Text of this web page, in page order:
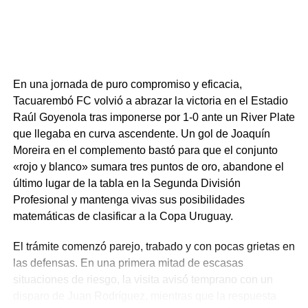
NOTICIAS RELACIONADAS: 5K DESTACADOS
INJU
TACUAREMBÓ
A CONTINUACIÓN
¡Tacuarembó vuelve a sonreír! Victoria crucial
ante Albion mantiene viva la esperanza del
Playoff
NO SE PIERDA
Dura caída la roja y blanca: Tacuarembó FC
desperdicia chance de acercarse al ascenso
En una jornada de puro compromiso y eficacia,
Tacuarembó FC volvió a abrazar la victoria en el Estadio
Raúl Goyenola tras imponerse por 1-0 ante un River Plate
que llegaba en curva ascendente. Un gol de Joaquín
Moreira en el complemento bastó para que el conjunto
«rojo y blanco» sumara tres puntos de oro, abandone el
último lugar de la tabla en la Segunda División
Profesional y mantenga vivas sus posibilidades
matemáticas de clasificar a la Copa Uruguay.
El trámite comenzó parejo, trabado y con pocas grietas en
las defensas. En una primera mitad de escasas
situaciones de riesgo, la visita avisó temprano con un